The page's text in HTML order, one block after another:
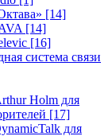
[14]
[14]
[16]
система связи
Holm для
[17]
для